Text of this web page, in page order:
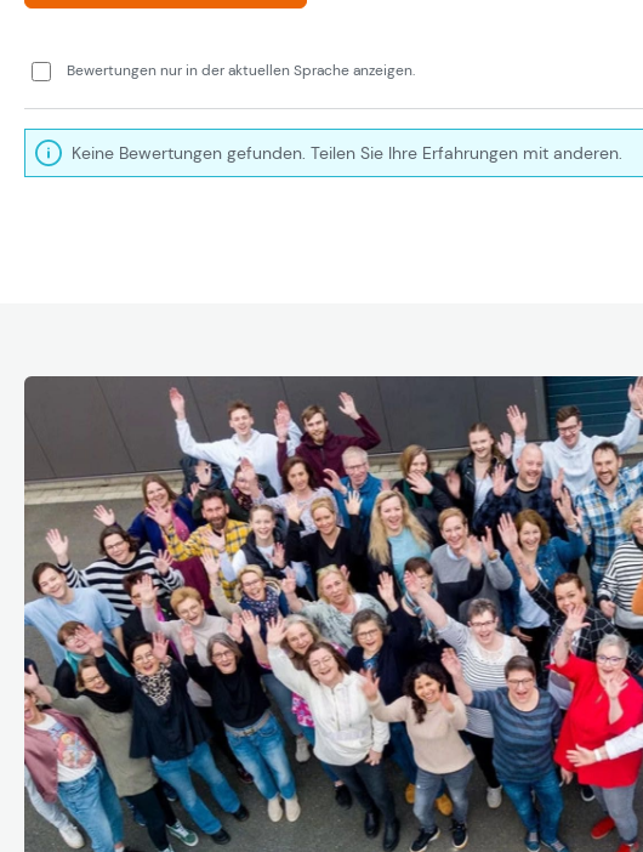
Bewertungen nur in der aktuellen Sprache anzeigen.
Keine Bewertungen gefunden. Teilen Sie Ihre Erfahrungen mit anderen.